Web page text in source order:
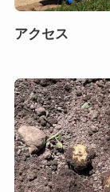
アクセス